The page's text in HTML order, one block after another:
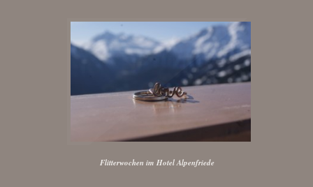
Flitterwochen im Hotel Alpenfriede